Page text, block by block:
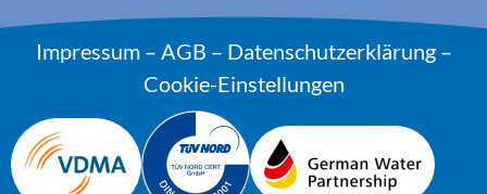
Impressum– AGB – Datenschutzerklärung–
Cookie-Einstellungen